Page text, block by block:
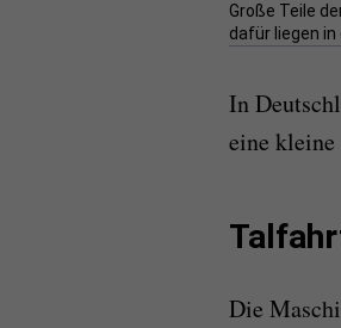
Große Teile
dafür liegen
In
eine kleine
Die